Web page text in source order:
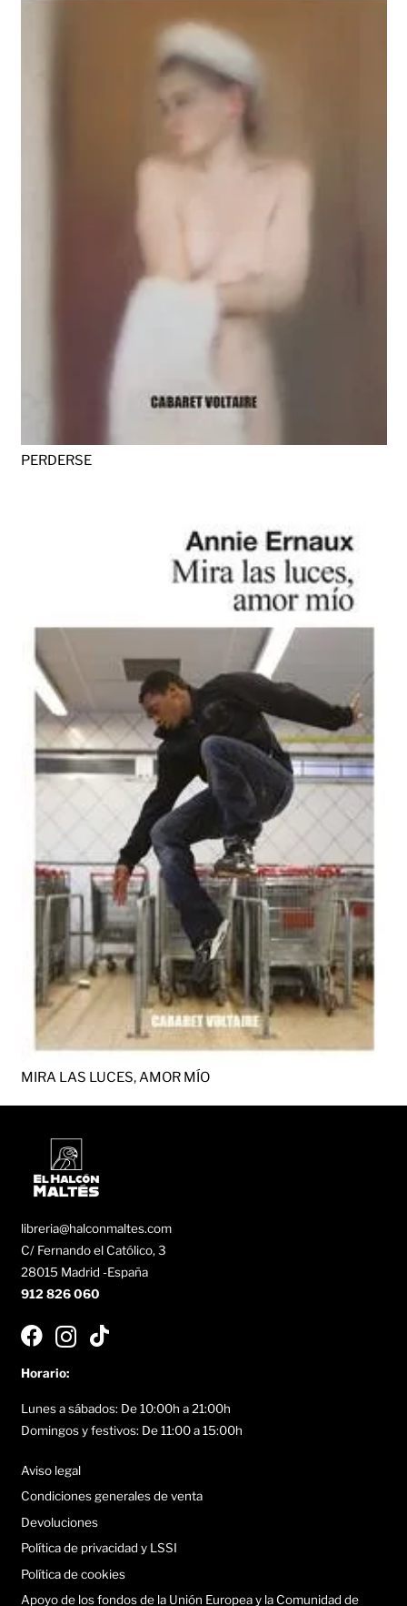
PERDERSE
MIRA LAS LUCES, AMOR MÍO
libreria@halconmaltes.com
C/ Fernando el Católico, 3
28015 Madrid -España
912 826 060
Horario:
Lunes a sábados: De 10:00h a 21:00h
Domingos y festivos: De 11:00 a 15:00h
Aviso legal
Condiciones generales de venta
Devoluciones
Política de privacidad y LSSI
Política de cookies
Apoyo de los fondos de la Unión Europea y la Comunidad de